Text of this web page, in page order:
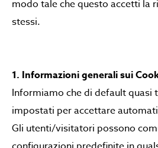
modo tale che questo accetti la
stessi.
1. Informazioni generali sui
Informiamo che di default quasi
impostati per accettare
Gli utenti/visitatori possono